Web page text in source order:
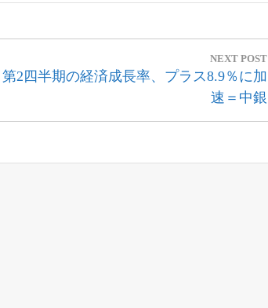
NEXT POST
Next
第2四半期の経済成長率、プラス8.9％に加
速＝中銀